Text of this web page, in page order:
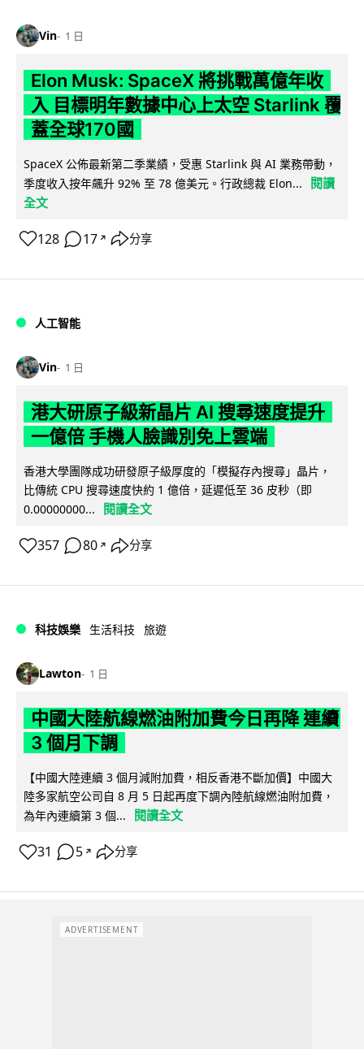
Vin 1 日
Elon Musk: SpaceX 將挑戰萬億年收
入 目標明年數據中心上太空 Starlink 覆
蓋全球170國
SpaceX 公佈最新第二季業績，受惠 Starlink 與 AI 業務帶動，
季度收入按年飆升 92% 至 78 億美元。行政總裁 Elon...
閱讀
全文
128 17 ↗ 分享
人工智能
Vin 1 日
港大研原子級新晶片 AI 搜尋速度提升
一億倍 手機人臉識別免上雲端
香港大學團隊成功研發原子級厚度的「模擬存內搜尋」晶片，
比傳統 CPU 搜尋速度快約 1 億倍，延遲低至 36 皮秒（即
0.00000000...
閱讀全文
357 80 ↗ 分享
科技娛樂 生活科技 旅遊
Lawton 1 日
中國大陸航線燃油附加費今日再降 連續
3 個月下調
【中國大陸連續 3 個月減附加費，相反香港不斷加價】中國大
陸多家航空公司自 8 月 5 日起再度下調內陸航線燃油附加費，
為年內連續第 3 個...
閱讀全文
31 5 ↗ 分享
ADVERTISEMENT